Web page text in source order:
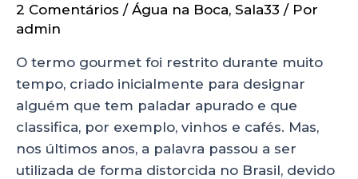
2 Comentários / Água na Boca, Sala33 / Por
admin
O termo gourmet foi restrito durante muito
tempo, criado inicialmente para designar
alguém que tem paladar apurado e que
classifica, por exemplo, vinhos e cafés. Mas,
nos últimos anos, a palavra passou a ser
utilizada de forma distorcida no Brasil, devido